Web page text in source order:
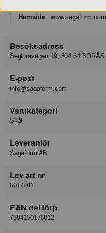
Hemsida
www.sagaform.com
Besöksadress
Segloravägen 19, 504 64 BORÅS
E-post
info@sagaform.com
Varukategori
Skål
Leverantör
Sagaform AB
Lev art nr
5017881
EAN del förp
7394150178812